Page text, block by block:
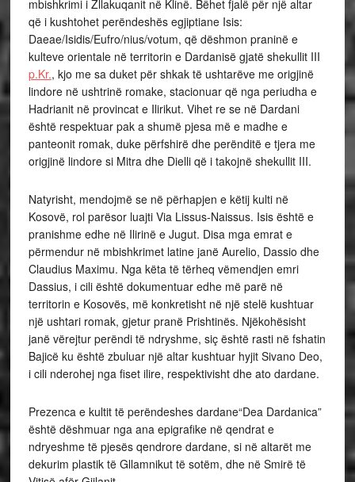
mbishkrimi i Zllakuqanit në Klinë. Bëhet fjalë për një altar
që i kushtohet perëndeshës egjiptiane Isis:
Daeae/Isidis/Eufro/nius/votum, që dëshmon praninë e
kulteve orientale në territorin e Dardanisë gjatë shekullit III
p.Kr., kjo me sa duket për shkak të ushtarëve me origjinë
lindore në ushtrinë romake, stacionuar që nga periudha e
Hadrianit në provincat e Ilirikut. Vihet re se në Dardani
është respektuar pak a shumë pjesa më e madhe e
panteonit romak, duke përfshirë dhe perënditë e tjera me
origjinë lindore si Mitra dhe Dielli që i takojnë shekullit III.
Natyrisht, mendojmë se në përhapjen e këtij kulti në
Kosovë, rol parësor luajti Via Lissus-Naissus. Isis është e
pranishme edhe në Ilirinë e Jugut. Disa mga emrat e
përmendur në mbishkrimet latine janë Aurelio, Dassio dhe
Claudius Maximu. Nga këta të tërheq vëmendjen emri
Dassius, i cili është dokumentuar edhe më parë në
territorin e Kosovës, më konkretisht në një stelë kushtuar
një ushtari romak, gjetur pranë Prishtinës. Njëkohësisht
janë vërejtur perëndi të ndryshme, siç është rasti në fshatin
Bajicë ku është zbuluar një altar kushtuar hyjit Sivano Deo,
i cili nderohej nga fiset ilire, respektivisht dhe ato dardane.
Prezenca e kultit të perëndeshes dardane“Dea Dardanica”
është dëshmuar nga ana epigrafike në qendrat e
ndryeshme të pjesës qendrore dardane, si në altarët me
dekurim plastik të Gllamnikut të sotëm, dhe në Smirë të